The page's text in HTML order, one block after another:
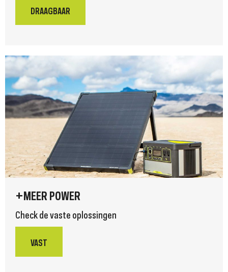
DRAAGBAAR
+MEER POWER
Check de vaste oplossingen
VAST